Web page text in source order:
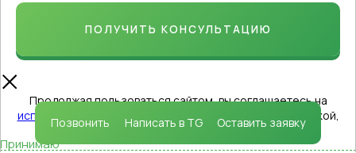
Позвонить Написать в TG Оставить заявку
Продолжая пользоваться сайтом, вы соглашаетесь на
использование файлов cookie
в соответствии с политикой,
которая определяет порядок их применения.
Принимаю